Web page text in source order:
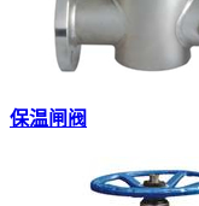
保温闸阀